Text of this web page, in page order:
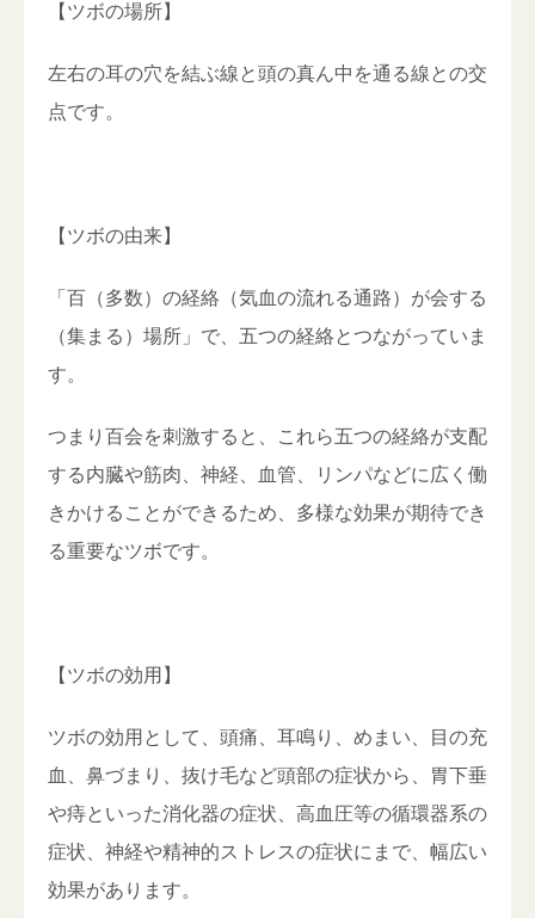
【ツボの場所】
左右の耳の穴を結ぶ線と頭の真ん中を通る線との交
点です。
【ツボの由来】
「百（多数）の経絡（気血の流れる通路）が会する
（集まる）場所」で、五つの経絡とつながっていま
す。
つまり百会を刺激すると、これら五つの経絡が支配
する内臓や筋肉、神経、血管、リンパなどに広く働
きかけることができるため、多様な効果が期待でき
る重要なツボです。
【ツボの効用】
ツボの効用として、頭痛、耳鳴り、めまい、目の充
血、鼻づまり、抜け毛など頭部の症状から、胃下垂
や痔といった消化器の症状、高血圧等の循環器系の
症状、神経や精神的ストレスの症状にまで、幅広い
効果があります。